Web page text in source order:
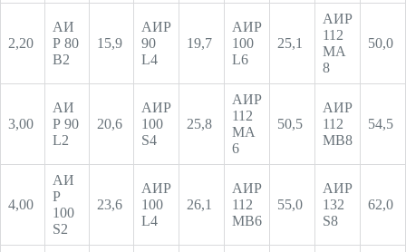
2,20
АИ
Р 80
В2
15,9
АИР
90
L4
19,7
АИР
100
L6
25,1
АИР
112
МА
8
50,0
3,00
АИ
Р 90
L2
20,6
АИР
100
S4
25,8
АИР
112
МА
6
50,5
АИР
112
МВ8
54,5
4,00
АИ
Р
100
S2
23,6
АИР
100
L4
26,1
АИР
112
МВ6
55,0
АИР
132
S8
62,0